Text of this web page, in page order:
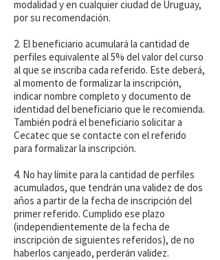
modalidad y en cualquier ciudad de Uruguay,
por su recomendación.
2. El beneficiario acumulará la cantidad de
perfiles equivalente al 5% del valor del curso
al que se inscriba cada referido. Este deberá,
al momento de formalizar la inscripción,
indicar nombre completo y documento de
identidad del beneficiario que le recomienda.
También podrá el beneficiario solicitar a
Cecatec que se contacte con el referido
para formalizar la inscripción.
4. No hay límite para la cantidad de perfiles
acumulados, que tendrán una validez de dos
años a partir de la fecha de inscripción del
primer referido. Cumplido ese plazo
(independientemente de la fecha de
inscripción de siguientes referidos), de no
haberlos canjeado, perderán validez.